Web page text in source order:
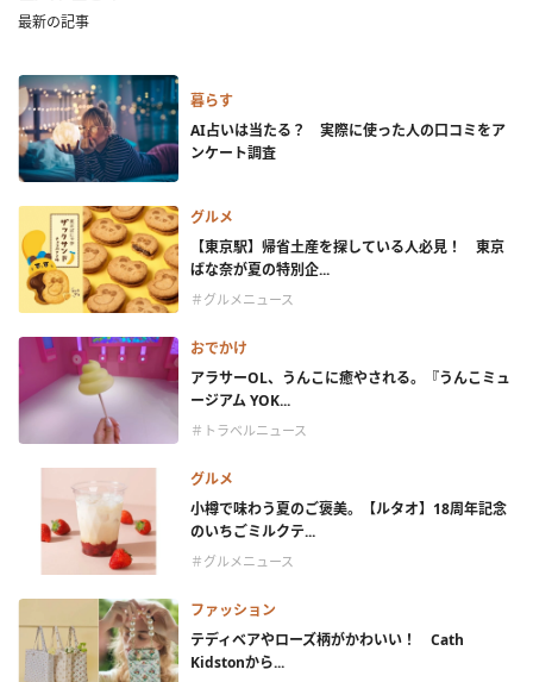
最新の記事
暮らす
AI占いは当たる？ 実際に使った人の口コミをア
ンケート調査
グルメ
【東京駅】帰省土産を探している人必見！ 東京
ばな奈が夏の特別企...
＃グルメニュース
おでかけ
アラサーOL、うんこに癒やされる。『うんこミュ
ージアム YOK...
＃トラベルニュース
グルメ
小樽で味わう夏のご褒美。【ルタオ】18周年記念
のいちごミルクテ...
＃グルメニュース
ファッション
テディベアやローズ柄がかわいい！ Cath
Kidstonから...